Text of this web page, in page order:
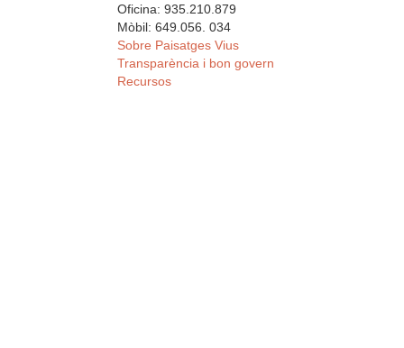
Oficina: 935.210.879
Mòbil: 649.056. 034
Sobre Paisatges Vius
Transparència i bon govern
Recursos